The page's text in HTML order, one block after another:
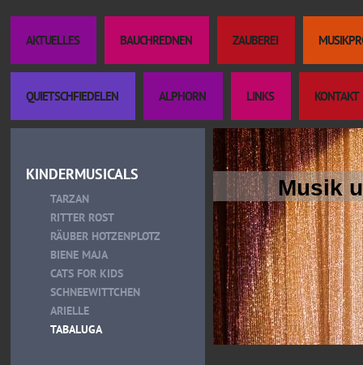
AKTUELLES BAUCHREDNEN ZAUBEREI
QUIETSCHFIEDELEN ALPHORN LINKS KONTAKT
KINDERMUSICALS
TARZAN
RITTER ROST
RÄUBER HOTZENPLOTZ
BIENE MAJA
CATS FOR KIDS
SCHNEEWITTCHEN
ARIELLE
TABALUGA
Musik